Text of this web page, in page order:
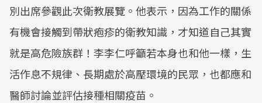
別出席參觀此次衛教展覽。他表示，因為工作的關係
有機會接觸到帶狀疱疹的衛教知識，才知道自己其實
就是高危險族群！李李仁呼籲若本身也和他一樣，生
活作息不規律、長期處於高壓環境的民眾，也都應和
醫師討論並評估接種相關疫苗。